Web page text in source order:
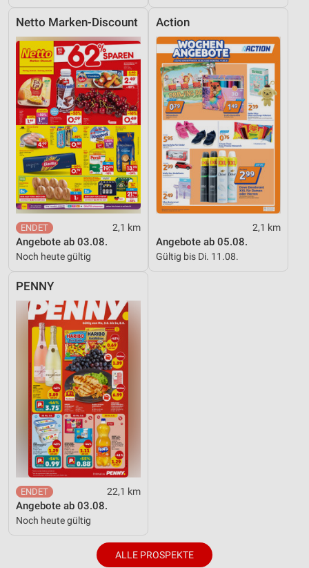
Netto Marken-Discount
2,1 km
Angebote ab 03.08.
Noch heute gültig
Action
2,1 km
Angebote ab 05.08.
Gültig bis Di. 11.08.
PENNY
22,1 km
Angebote ab 03.08.
Noch heute gültig
ALLE PROSPEKTE